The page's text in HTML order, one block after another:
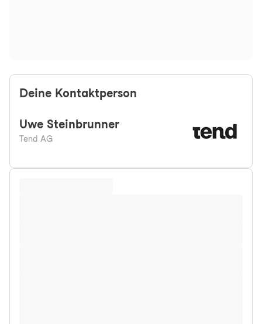
Deine Kontaktperson
Uwe Steinbrunner
Tend AG